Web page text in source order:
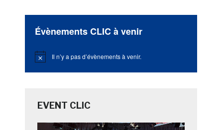
Évènements CLIC à venir
Notice Il n’y a pas d’évènements à venir.
EVENT CLIC